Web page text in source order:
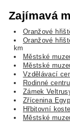
Zajímavá
Oranžové
Oranžové
km
Městské
Městské
Vzdělávací
Rodinné
Zámek
Zřícenina
Hřbitovní
Městské